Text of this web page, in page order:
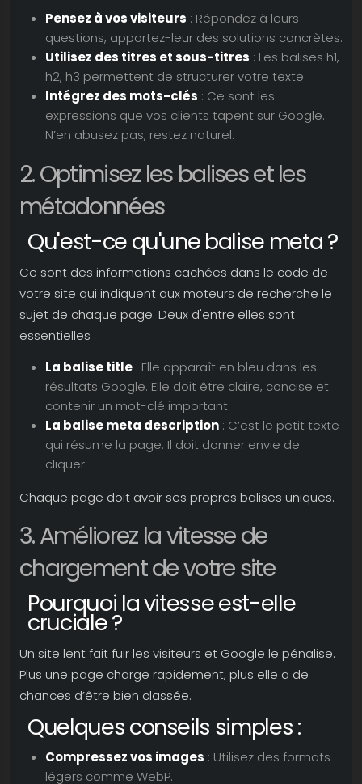
Pensez à vos visiteurs : Répondez à leurs
questions, apportez-leur des solutions concrètes.
Utilisez des titres et sous-titres : Les balises h1,
h2, h3 permettent de structurer votre texte.
Intégrez des mots-clés : Ce sont les
expressions que vos clients tapent sur Google.
N’en abusez pas, restez naturel.
2. Optimisez les balises et les
métadonnées
Qu'est-ce qu'une balise meta ?
Ce sont des informations cachées dans le code de
votre site qui indiquent aux moteurs de recherche le
sujet de chaque page. Deux d'entre elles sont
essentielles :
La balise title : Elle apparaît en bleu dans les
résultats Google. Elle doit être claire, concise et
contenir un mot-clé important.
La balise meta description : C’est le petit texte
qui résume la page. Il doit donner envie de
cliquer.
Chaque page doit avoir ses propres balises uniques.
3. Améliorez la vitesse de
chargement de votre site
Pourquoi la vitesse est-elle
cruciale ?
Un site lent fait fuir les visiteurs et Google le pénalise.
Plus une page charge rapidement, plus elle a de
chances d’être bien classée.
Quelques conseils simples :
Compressez vos images : Utilisez des formats
légers comme WebP.